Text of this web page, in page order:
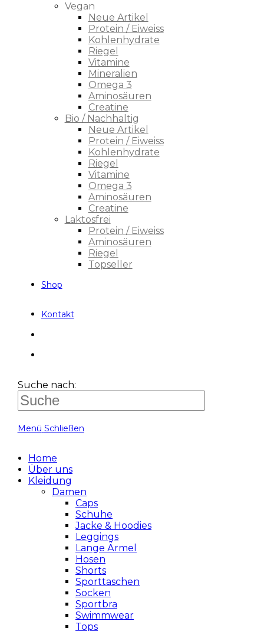
Vegan
Neue Artikel
Protein / Eiweiss
Kohlenhydrate
Riegel
Vitamine
Mineralien
Omega 3
Aminosäuren
Creatine
Bio / Nachhaltig
Neue Artikel
Protein / Eiweiss
Kohlenhydrate
Riegel
Vitamine
Omega 3
Aminosäuren
Creatine
Laktosfrei
Protein / Eiweiss
Aminosäuren
Riegel
Topseller
Shop
Kontakt
Suche nach:
Menü Schließen
Home
Über uns
Kleidung
Damen
Caps
Schuhe
Jacke & Hoodies
Leggings
Lange Ärmel
Hosen
Shorts
Sporttaschen
Socken
Sportbra
Swimmwear
Tops